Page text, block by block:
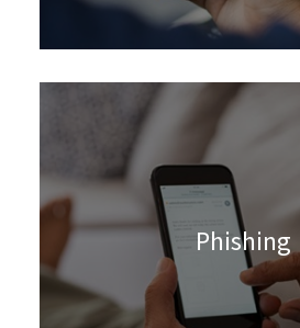
Phishing